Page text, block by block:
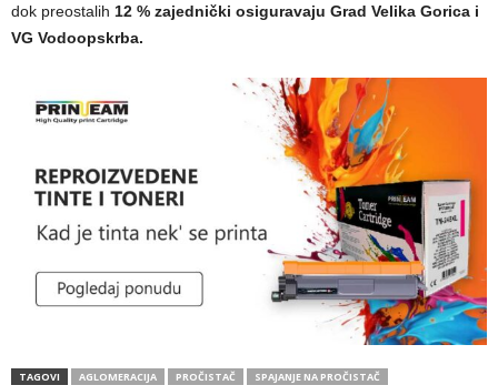
dok preostalih 12 % zajednički osiguravaju Grad Velika Gorica i
VG Vodoopskrba.
TAGOVI AGLOMERACIJA PROČISTAČ SPAJANJE NA PROČISTAČ